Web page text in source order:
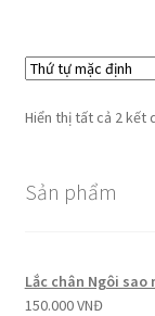
Hiển thị tất cả 2 kết
Sản phẩm
Lắc chân Ngôi
150.000VNĐ